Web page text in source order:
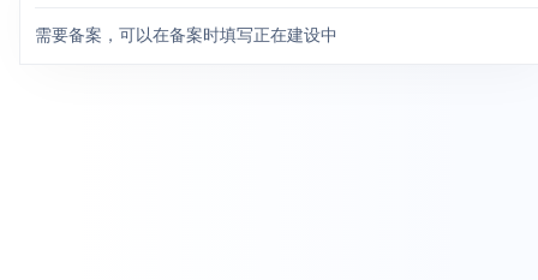
需要备案，可以在备案时填写正在建设中